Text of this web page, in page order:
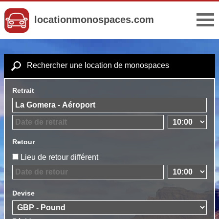
locationmonospaces.com
Rechercher une location de monospaces
Retrait
Retour
Lieu de retour différent
Devise